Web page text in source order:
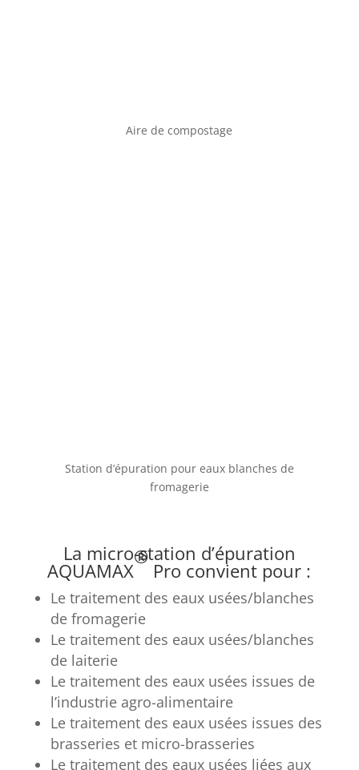
Aire de compostage
Station d’épuration pour eaux blanches de
fromagerie
La micro-station d’épuration
AQUAMAX
®
Pro convient pour :
Le traitement des eaux usées/blanches
de fromagerie
Le traitement des eaux usées/blanches
de laiterie
Le traitement des eaux usées issues de
l’industrie agro-alimentaire
Le traitement des eaux usées issues des
brasseries et micro-brasseries
Le traitement des eaux usées liées aux